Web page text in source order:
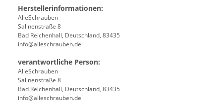
Herstellerinformationen:
AlleSchrauben
Salinenstraße 8
Bad Reichenhall, Deutschland, 83435
info@alleschrauben.de
verantwortliche Person:
AlleSchrauben
Salinenstraße 8
Bad Reichenhall, Deutschland, 83435
info@alleschrauben.de